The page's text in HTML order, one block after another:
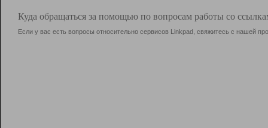
Куда обращаться за помощью по вопросам работы со
Если у вас есть вопросы относительно сервисов Linkpad, свяжитесь с нашей